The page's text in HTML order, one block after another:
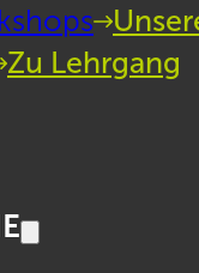
Zu Lehrgang